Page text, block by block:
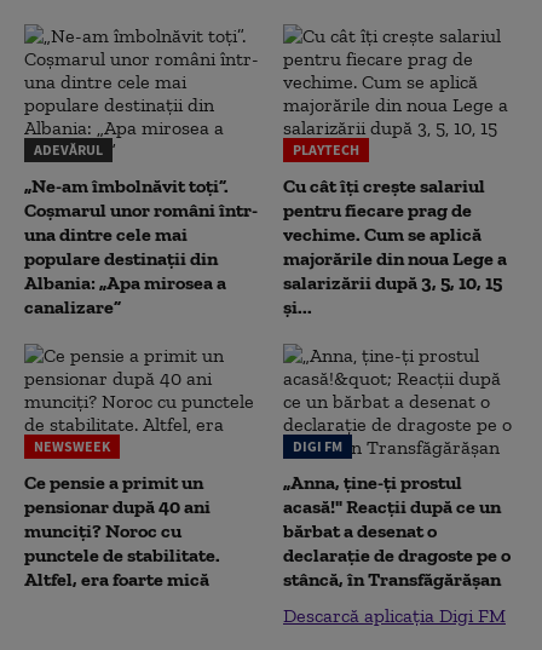
ADEVĂRUL
„Ne-am îmbolnăvit toți”.
Coșmarul unor români într-
una dintre cele mai
populare destinații din
Albania: „Apa mirosea a
canalizare”
PLAYTECH
Cu cât îți crește salariul
pentru fiecare prag de
vechime. Cum se aplică
majorările din noua Lege a
salarizării după 3, 5, 10, 15
și...
NEWSWEEK
Ce pensie a primit un
pensionar după 40 ani
munciți? Noroc cu
punctele de stabilitate.
Altfel, era foarte mică
DIGI FM
„Anna, ţine-ţi prostul
acasă!" Reacţii după ce un
bărbat a desenat o
declaraţie de dragoste pe o
stâncă, în Transfăgărăşan
Descarcă aplicația Digi FM